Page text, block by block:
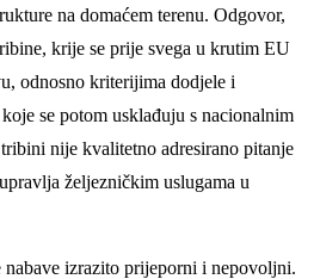
na domaćem terenu. Odgovor,
krije se prije svega u krutim EU
odnosno kriterijima dodjele i
se potom usklađuju s nacionalnim
nije kvalitetno adresirano pitanje
željezničkim uslugama u
izrazito prijeporni i nepovoljni.